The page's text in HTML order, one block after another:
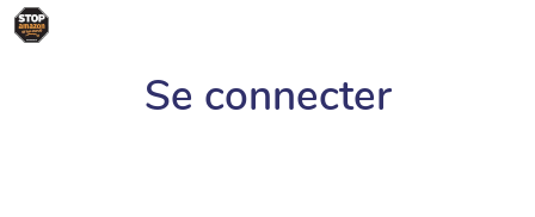
Black Friday 2024 - L'évasion fiscale, c'est
du vol !
Se connecter